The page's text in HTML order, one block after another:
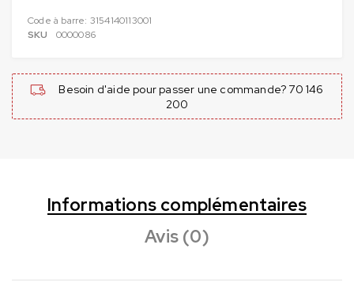
Code à barre: 3154140113001
SKU
0000086
Besoin d'aide pour passer une commande? 70 146
200
Informations complémentaires
Avis (0)